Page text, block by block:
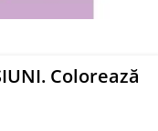
Colorează